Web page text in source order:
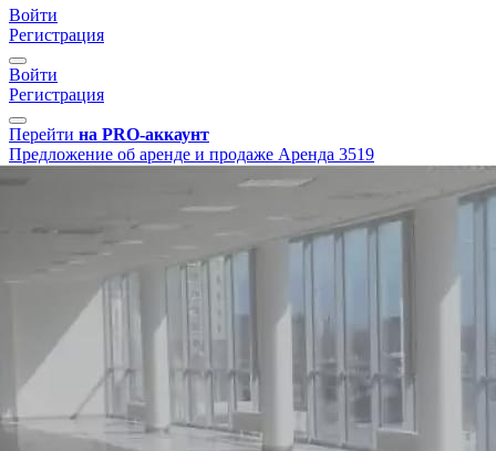
Войти
Регистрация
Войти
Регистрация
Перейти на PRO-аккаунт
Предложение об аренде и продаже Аренда 3519